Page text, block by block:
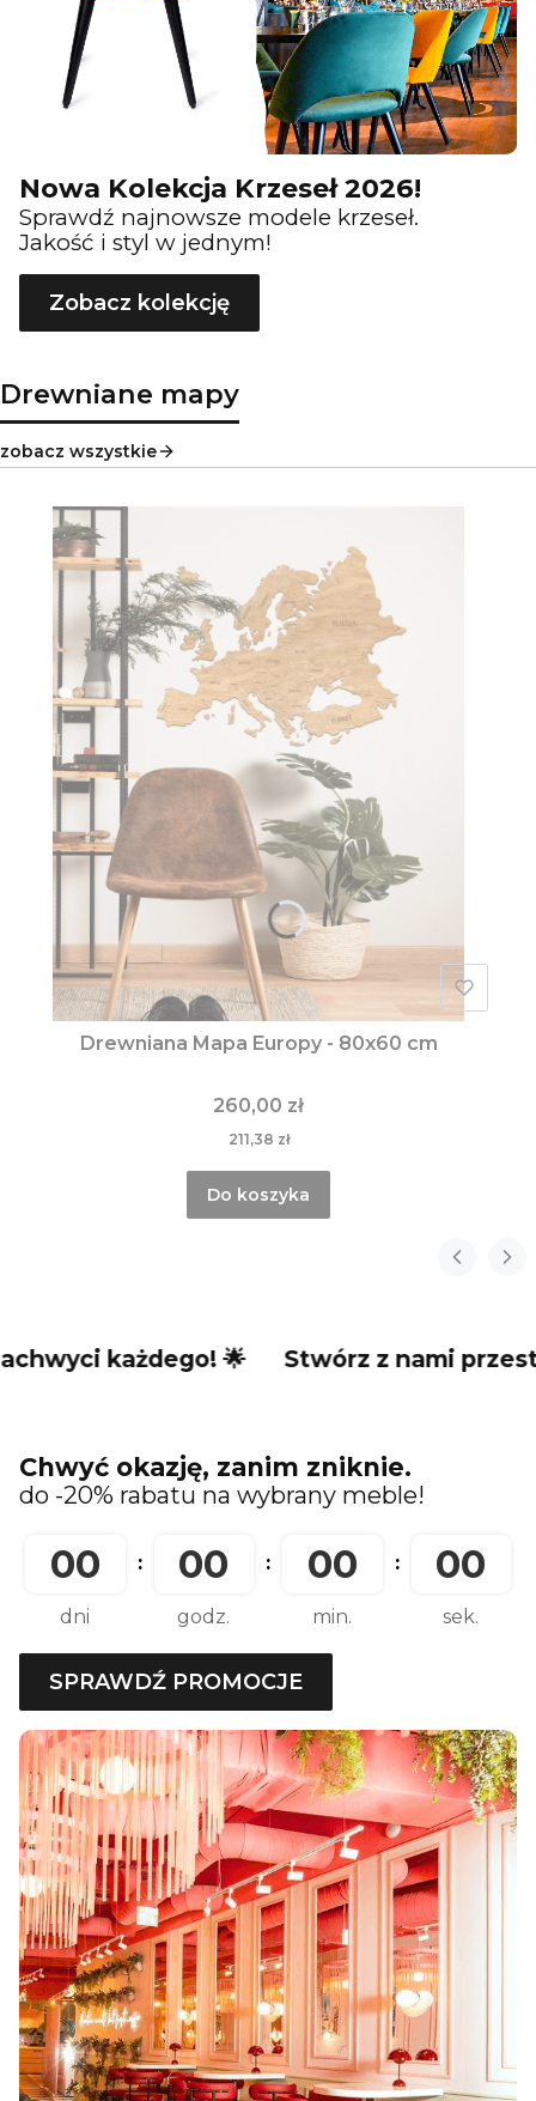
Nowa Kolekcja Krzeseł 2026!
Sprawdź najnowsze modele krzeseł.
Jakość i styl w jednym!
Zobacz kolekcję
Drewniane mapy
zobacz wszystkie
Drewniana Mapa Europy - 80x60 cm
260,00 zł
211,38 zł
Do koszyka
🌟 Stwórz z nami przestrzeń,
Chwyć okazję, zanim zniknie.
do -20% rabatu na wybrany meble!
00
dni
: 00
godz.
: 00
min.
: 00
sek.
SPRAWDŹ PROMOCJE